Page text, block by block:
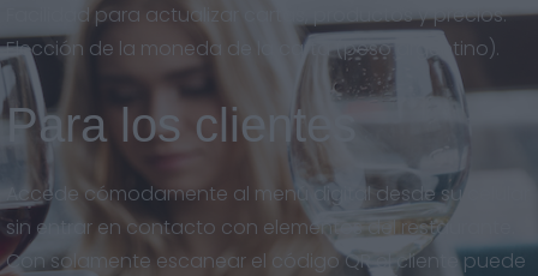
Facilidad para actualizar cartas, productos y precios.
Elección de la moneda de la carta (peso argentino).
Para los clientes
Accede cómodamente al menú digital desde su celular
sin entrar en contacto con elementos del restaurante.
Con solamente escanear el código QR el cliente puede